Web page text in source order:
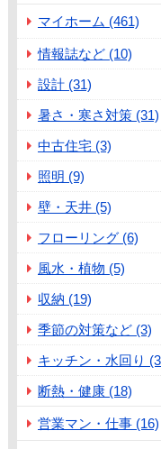
マイホーム (461)
情報誌など (10)
設計 (31)
暑さ・寒さ対策 (31)
中古住宅 (3)
照明 (9)
壁・天井 (5)
フローリング (6)
風水・植物 (5)
収納 (19)
季節の対策など (3)
キッチン・水回り
断熱・健康 (18)
営業マン・仕事 (16)